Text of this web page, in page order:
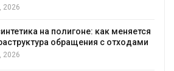
2026
на полигоне: как меняется
обращения с отходами
2026